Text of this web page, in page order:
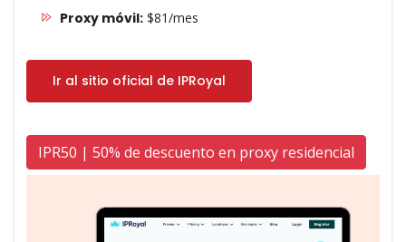
Proxy móvil:$81/mes
Ir al sitio oficial de IPRoyal
IPR50 | 50% de descuento en proxy residencial